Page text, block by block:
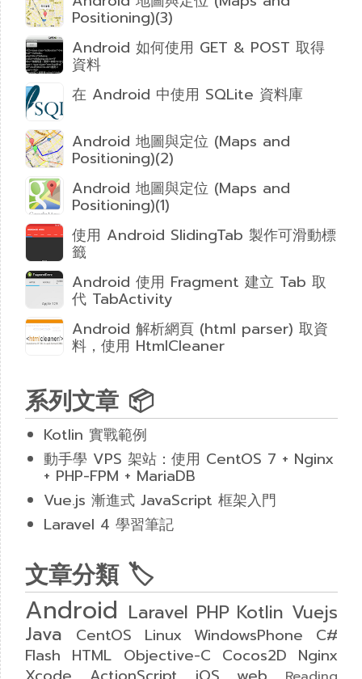
Positioning)(3)
Android 如何使用 GET & POST 取得
資料
在 Android 中使用 SQLite 資料庫
Android 地圖與定位 (Maps and
Positioning)(2)
Android 地圖與定位 (Maps and
Positioning)(1)
使用 Android SlidingTab 製作可滑動標
籤
Android 使用 Fragment 建立 Tab 取
代 TabActivity
Android 解析網頁 (html parser) 取資
料，使用 HtmlCleaner
系列文章 📦
Kotlin 實戰範例
動手學 VPS 架站：使用 CentOS 7 + Nginx
+ PHP-FPM + MariaDB
Vue.js 漸進式 JavaScript 框架入門
Laravel 4 學習筆記
文章分類 🏷
Android Laravel PHP Kotlin Vuejs
Java
CentOS Linux WindowsPhone
C#
Flash HTML Objective-C Cocos2D Nginx